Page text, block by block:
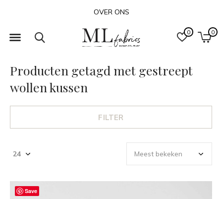
0 0
OVER ONS
Producten getagd met gestreept
wollen kussen
FILTER
Save